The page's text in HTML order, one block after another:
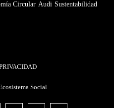
Circular Audi Sustentabilidad
Social